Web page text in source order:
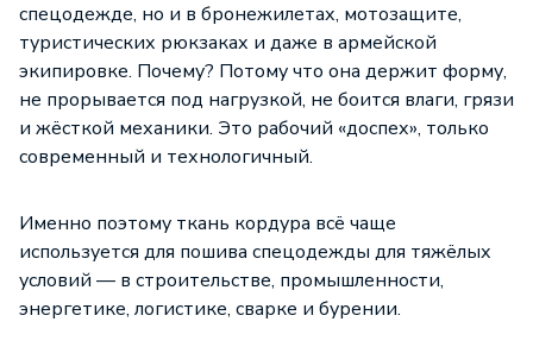
спецодежде, но и в бронежилетах, мотозащите,
туристических рюкзаках и даже в армейской
экипировке. Почему? Потому что она держит форму,
не прорывается под нагрузкой, не боится влаги, грязи
и жёсткой механики. Это рабочий «доспех», только
современный и технологичный.
Именно поэтому ткань кордура всё чаще
используется для пошива спецодежды для тяжёлых
условий — в строительстве, промышленности,
энергетике, логистике, сварке и бурении.